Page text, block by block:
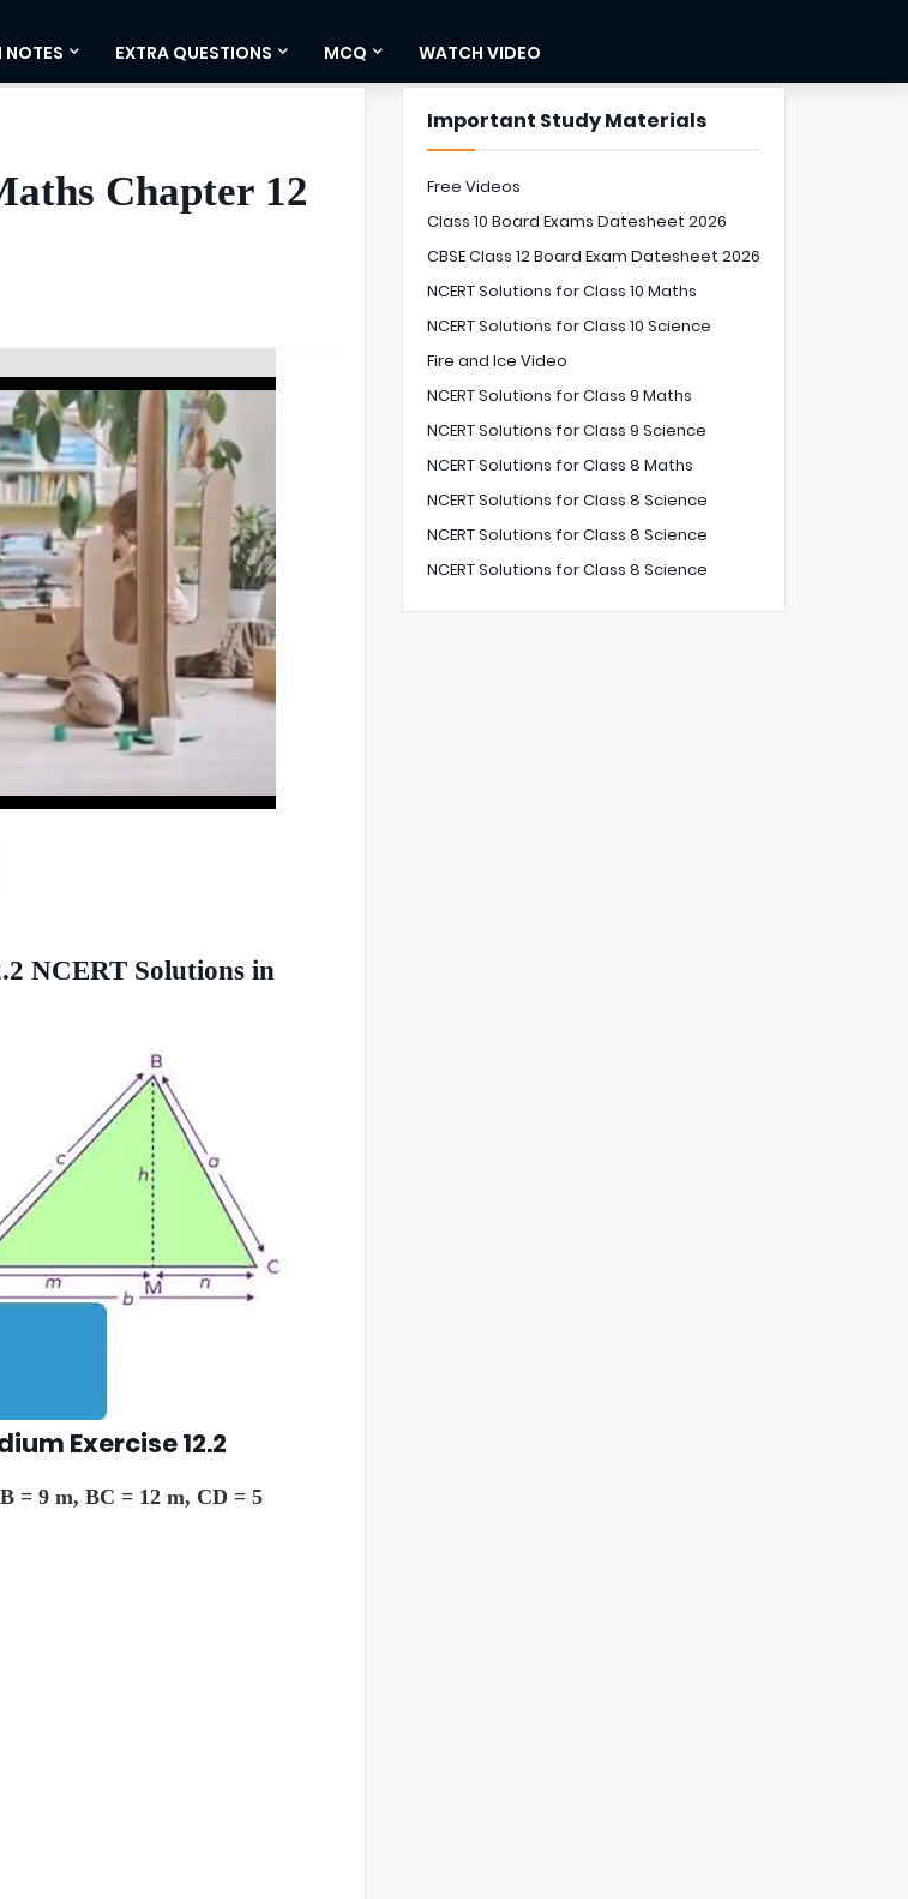
NOTES EXTRA QUESTIONS MCQ WATCH VIDEO
Chapter 12
NCERT Solutions in
Exercise 12.2
= 9 m, BC = 12 m, CD = 5
Important Study Materials
Free Videos
Class 10 Board Exams Datesheet 2026
CBSE Class 12 Board Exam Datesheet 2026
NCERT Solutions for Class 10 Maths
NCERT Solutions for Class 10 Science
Fire and Ice Video
NCERT Solutions for Class 9 Maths
NCERT Solutions for Class 9 Science
NCERT Solutions for Class 8 Maths
NCERT Solutions for Class 8 Science
NCERT Solutions for Class 8 Science
NCERT Solutions for Class 8 Science